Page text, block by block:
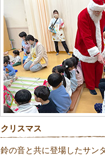
クリスマス
鈴の音と共に登場したサン